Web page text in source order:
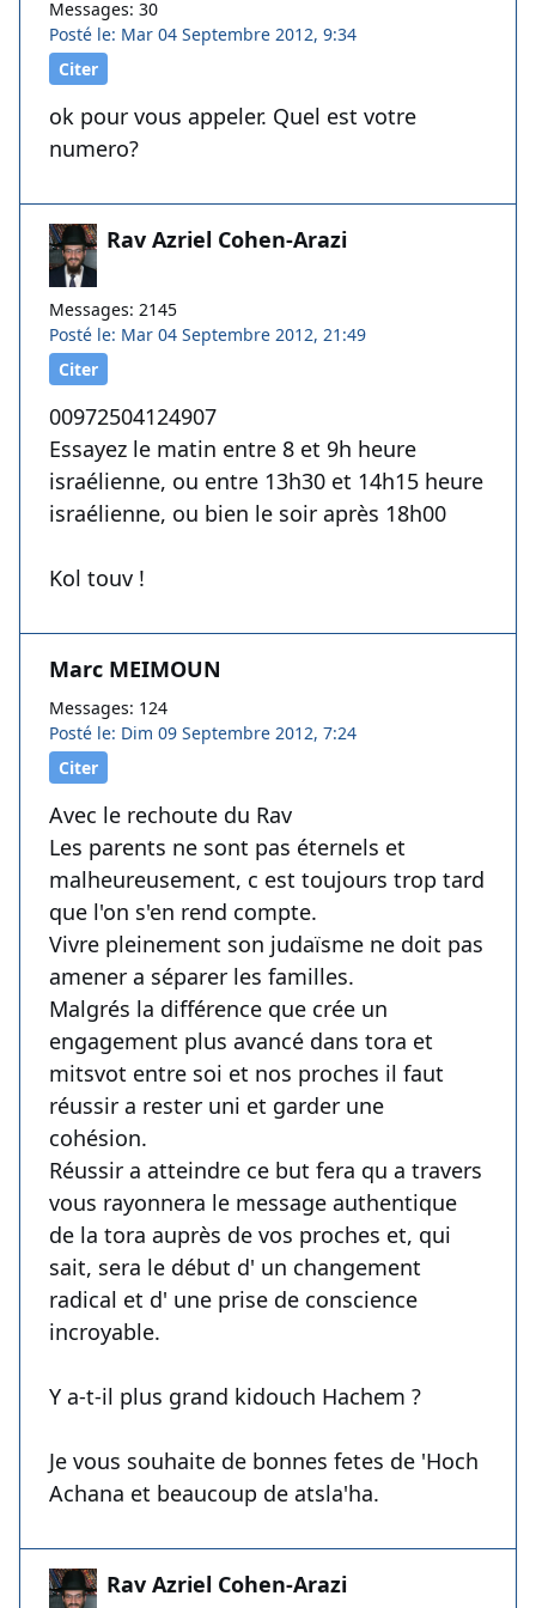
Messages: 30
Posté le: Mar 04 Septembre 2012, 9:34
Citer
ok pour vous appeler. Quel est votre
numero?
Rav Azriel Cohen-Arazi
Messages: 2145
Posté le: Mar 04 Septembre 2012, 21:49
Citer
00972504124907
Essayez le matin entre 8 et 9h heure
israélienne, ou entre 13h30 et 14h15 heure
israélienne, ou bien le soir après 18h00
Kol touv !
Marc MEIMOUN
Messages: 124
Posté le: Dim 09 Septembre 2012, 7:24
Citer
Avec le rechoute du Rav
Les parents ne sont pas éternels et
malheureusement, c est toujours trop tard
que l'on s'en rend compte.
Vivre pleinement son judaïsme ne doit pas
amener a séparer les familles.
Malgrés la différence que crée un
engagement plus avancé dans tora et
mitsvot entre soi et nos proches il faut
réussir a rester uni et garder une
cohésion.
Réussir a atteindre ce but fera qu a travers
vous rayonnera le message authentique
de la tora auprès de vos proches et, qui
sait, sera le début d' un changement
radical et d' une prise de conscience
incroyable.
Y a-t-il plus grand kidouch Hachem ?
Je vous souhaite de bonnes fetes de 'Hoch
Achana et beaucoup de atsla'ha.
Rav Azriel Cohen-Arazi